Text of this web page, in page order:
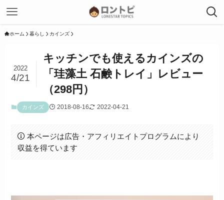
ホーム 暮らし カインズ
キッチンでも使えるカインズの
「珪藻土 石鹸トレイ」レビュー
（298円）
2022
4/21
カインズ 2018-08-16 2022-04-21
本ページは広告・アフィリエイトプログラムにより
収益を得ています